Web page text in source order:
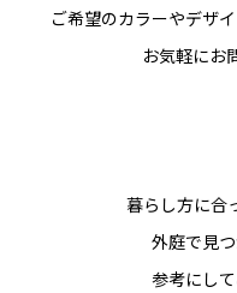
ご希望のカラーやデザ
お気軽にお
暮らし方に合
外庭で見
参考にし